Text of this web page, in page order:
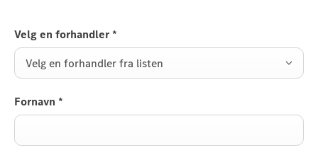
Velg en forhandler *
Velg en forhandler fra listen
Fornavn *